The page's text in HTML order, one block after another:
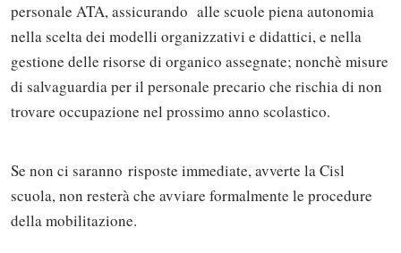
personale ATA, assicurando alle scuole piena autonomia
nella scelta dei modelli organizzativi e didattici, e nella
gestione delle risorse di organico assegnate; nonchè misure
di salvaguardia per il personale precario che rischia di non
trovare occupazione nel prossimo anno scolastico.
Se non ci saranno risposte immediate, avverte la Cisl
scuola, non resterà che avviare formalmente le procedure
della mobilitazione.
Solo gli utenti registrati possono
commentare!